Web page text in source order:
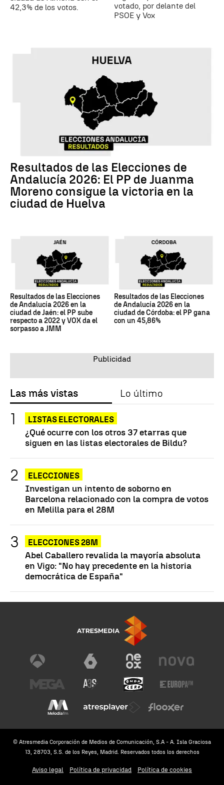
42,3% de los votos.
votado, por delante del
PSOE y Vox
Resultados de las Elecciones de
Andalucía 2026: El PP de Juanma
Moreno consigue la victoria en la
ciudad de Huelva
Resultados de las Elecciones
de Andalucía 2026 en la
ciudad de Jaén: el PP sube
respecto a 2022 y VOX da el
sorpasso a JMM
Resultados de las Elecciones
de Andalucía 2026 en la
ciudad de Córdoba: el PP gana
con un 45,86%
Las más vistas Lo último
LISTAS ELECTORALES
¿Qué ocurre con los otros 37 etarras que
siguen en las listas electorales de Bildu?
ELECCIONES
Investigan un intento de soborno en
Barcelona relacionado con la compra de votos
en Melilla para el 28M
ELECCIONES 28M
Abel Caballero revalida la mayoría absoluta
en Vigo: "No hay precedente en la historia
democrática de España"
© Atresmedia Corporación de Medios de Comunicación, S.A - A. Isla Graciosa
13, 28703, S.S. de los Reyes, Madrid. Reservados todos los derechos
Aviso legal Política de privacidad Política de cookies